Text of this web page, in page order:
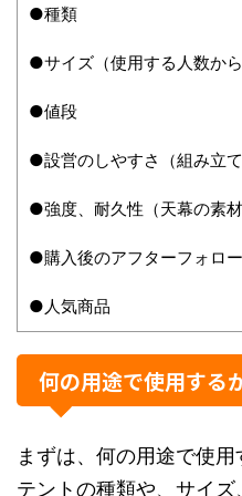
●種類
●サイズ（使用する人数から
●値段
●設営のしやすさ（組み立て
●強度、耐久性（天幕の素材
●購入後のアフターフォロー
●人気商品
何の用途で使用する
まずは、何の用途で使
テントの種類や、サイズ